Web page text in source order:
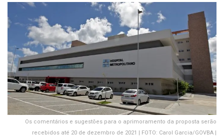
Os comentários e sugestões para o aprimoramento da proposta serão
recebidos até 20 de dezembro de 2021 | FOTO: Carol Garcia/GOVBA |